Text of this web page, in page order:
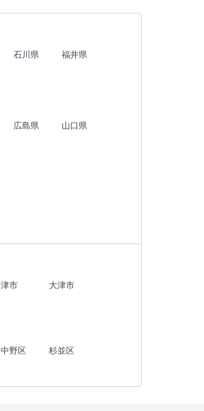
石川県 福井県
広島県 山口県
津市
大津市
中野区
杉並区